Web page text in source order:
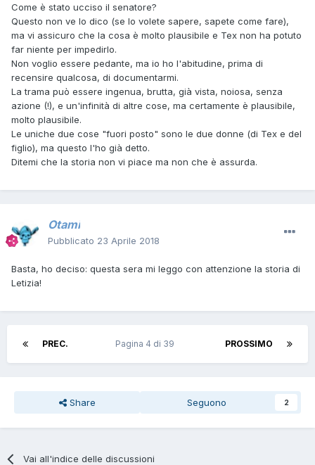
Come è stato ucciso il senatore?
Questo non ve lo dico (se lo volete sapere, sapete come fare),
ma vi assicuro che la cosa è molto plausibile e Tex non ha potuto
far niente per impedirlo.
Non voglio essere pedante, ma io ho l'abitudine, prima di
recensire qualcosa, di documentarmi.
La trama può essere ingenua, brutta, già vista, noiosa, senza
azione (!), e un'infinità di altre cose, ma certamente è plausibile,
molto plausibile.
Le uniche due cose "fuori posto" sono le due donne (di Tex e del
figlio), ma questo l'ho già detto.
Ditemi che la storia non vi piace ma non che è assurda.
Otami
Pubblicato 23 Aprile 2018
Basta, ho deciso: questa sera mi leggo con attenzione la storia di
Letizia!
PREC. PROSSIMO
Pagina 4 di 39
Share Seguono 2
Vai all'indice delle discussioni